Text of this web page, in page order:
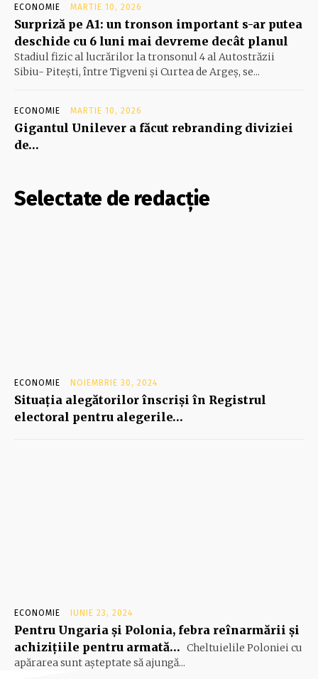
ECONOMIE MARTIE 10, 2026
Surpriză pe A1: un tronson important s-ar putea
deschide cu 6 luni mai devreme decât planul
Stadiul fizic al lucrărilor la tronsonul 4 al Autostrăzii
Sibiu- Piteşti, între Tigveni şi Curtea de Argeş, se...
ECONOMIE MARTIE 10, 2026
Gigantul Unilever a făcut rebranding diviziei
de…
Selectate de redacție
ECONOMIE NOIEMBRIE 30, 2024
Situaţia alegătorilor înscrişi în Registrul
electoral pentru alegerile…
ECONOMIE IUNIE 23, 2024
Pentru Ungaria şi Polonia, febra reînarmării şi
achiziţiile pentru armată… Cheltuielile Poloniei cu
apărarea sunt aşteptate să ajungă...